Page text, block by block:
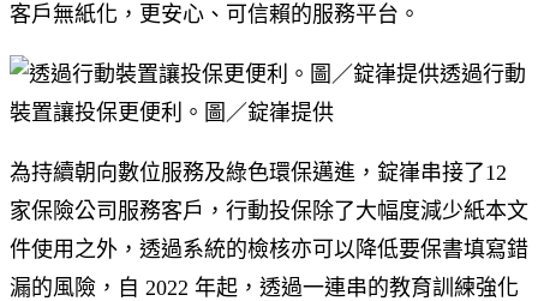
客戶無紙化，更安心、可信賴的服務平台。
透過行動
裝置讓投保更便利。圖／錠嵂提供
為持續朝向數位服務及綠色環保邁進，錠嵂串接了12
家保險公司服務客戶，行動投保除了大幅度減少紙本文
件使用之外，透過系統的檢核亦可以降低要保書填寫錯
漏的風險，自 2022 年起，透過一連串的教育訓練強化